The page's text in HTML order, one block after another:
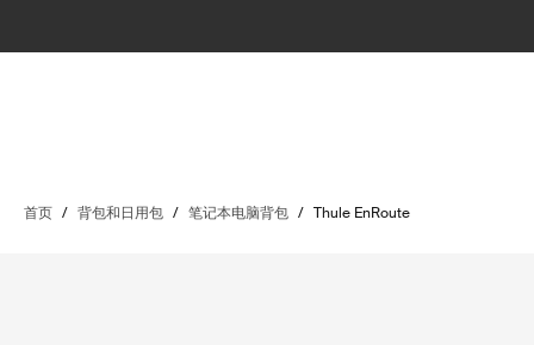
首页 / 背包和日用包 / 笔记本电脑背包 / Thule EnRoute